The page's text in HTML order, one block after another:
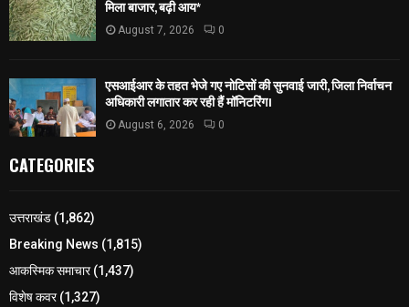
मिला बाजार, बढ़ी आय*
August 7, 2026 0
एसआईआर के तहत भेजे गए नोटिसों की सुनवाई जारी, जिला निर्वाचन
अधिकारी लगातार कर रही हैं मॉनिटरिंग।
August 6, 2026 0
CATEGORIES
उत्तराखंड (1,862)
Breaking News (1,815)
आकस्मिक समाचार(1,437)
विशेष कवर(1,327)